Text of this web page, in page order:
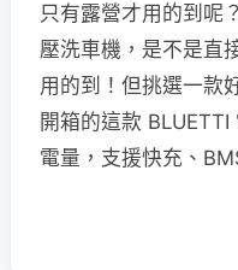
只有露營才用的到呢
壓洗車機，是不是直
用的到！但挑選一款
開箱的這款
電量，支援快充、